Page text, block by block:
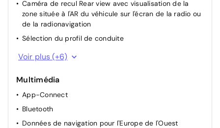
Caméra de recul Rear view avec visualisation de la
zone située à l'AR du véhicule sur l'écran de la radio ou
de la radionavigation
Sélection du profil de conduite
Plancher de coffre à bagages réglable en hauteur et
amovible
Déverrouillage hayon/capot arrière de l'extérieur
Rétroviseur intérieur à réglage jour/nuit automatique
Vitres AV et AR électriques
Miroirs de courtoisie éclairés dans les pare-soleil
Voir plus (+6)
Multimédia
App-Connect
Bluetooth
Données de navigation pour l'Europe de l'Ouest